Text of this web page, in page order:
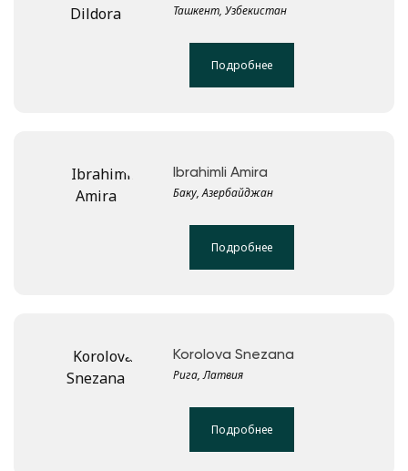
Ташкент, Узбекистан
Подробнее
Ibrahimli Amira
Баку, Азербайджан
Подробнее
Korolova Snezana
Рига, Латвия
Подробнее